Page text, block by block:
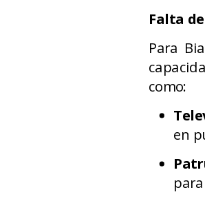
Falta
Para
como:
en